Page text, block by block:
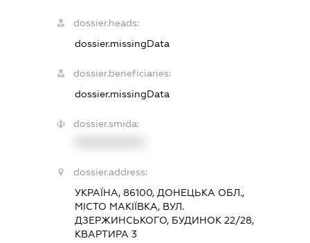
dossier.heads:
dossier.missingData
dossier.beneficiaries:
dossier.missingData
dossier.smida:
dossier.address:
УКРАЇНА, 86100, ДОНЕЦЬКА ОБЛ.,
МІСТО МАКІЇВКА, ВУЛ.
ДЗЕРЖИНСЬКОГО, БУДИНОК 22/28,
КВАРТИРА 3